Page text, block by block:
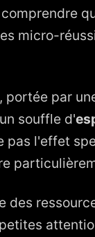
micro-
portée par
souffle d'
pas l'effet
des